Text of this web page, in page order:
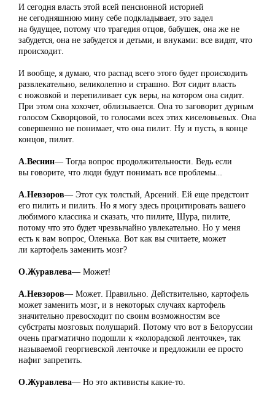
И сегодня власть этой всей пенсионной историей
не сегодняшнюю мину себе подкладывает, это задел
на будущее, потому что трагедия отцов, бабушек, она же не
забудется, она не забудется и детьми, и внуками: все видят, что
происходит.
И вообще, я думаю, что распад всего этого будет происходить
развлекательно, великолепно и страшно. Вот сидит власть
с ножовкой и перепиливает сук веры, на котором она сидит.
При этом она хохочет, облизывается. Она то заговорит дурным
голосом Скворцовой, то голосами всех этих киселовьевых. Она
совершенно не понимает, что она пилит. Ну и пусть, в конце
концов, пилит.
А.Веснин― Тогда вопрос продолжительности. Ведь если
вы говорите, что люди будут понимать все проблемы…
А.Невзоров― Этот сук толстый, Арсений. Ей еще предстоит
его пилить и пилить. Но я могу здесь процитировать вашего
любимого классика и сказать, что пилите, Шура, пилите,
потому что это будет чрезвычайно увлекательно. Но у меня
есть к вам вопрос, Оленька. Вот как вы считаете, может
ли картофель заменить мозг?
О.Журавлева― Может!
А.Невзоров― Может. Правильно. Действительно, картофель
может заменить мозг, и в некоторых случаях картофель
значительно превосходит по своим возможностям все
субстраты мозговых полушарий. Потому что вот в Белоруссии
очень прагматично подошли к «колорадской ленточке», так
называемой георгиевской ленточке и предложили ее просто
нафиг запретить.
О.Журавлева― Но это активисты какие-то.